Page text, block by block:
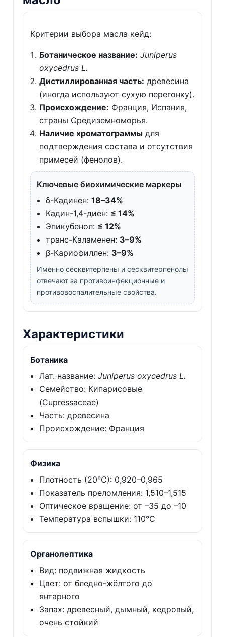
Критерии выбора масла кейд:
Ботаническое название: Juniperus
oxycedrus L.
Дистиллированная часть: древесина
(иногда используют сухую перегонку).
Происхождение: Франция, Испания,
страны Средиземноморья.
Наличие хроматограммы для
подтверждения состава и отсутствия
примесей (фенолов).
Ключевые биохимические маркеры
δ-Кадинен: 18–34%
Кадин-1,4-диен: ≤ 14%
Эпикубенол: ≤ 12%
транс-Каламенен: 3–9%
β-Кариофиллен: 3–9%
Именно сесквитерпены и сесквитерпенолы
отвечают за противоинфекционные и
противовоспалительные свойства.
Характеристики
Ботаника
Лат. название: Juniperus oxycedrus L.
Семейство: Кипарисовые
(Cupressaceae)
Часть: древесина
Происхождение: Франция
Физика
Плотность (20°C): 0,920–0,965
Показатель преломления: 1,510–1,515
Оптическое вращение: от –35 до –10
Температура вспышки: 110°C
Органолептика
Вид: подвижная жидкость
Цвет: от бледно-жёлтого до
янтарного
Запах: древесный, дымный, кедровый,
очень стойкий